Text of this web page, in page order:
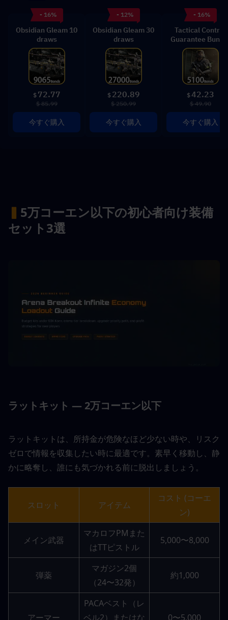
- 16%
Obsidian Gleam 10
draws
$ 72.77
$ 85.99
今すぐ購入
- 12%
Obsidian Gleam 30
draws
$ 220.89
$ 250.99
今すぐ購入
- 16%
Tactical Control
Guarantee
$42.23
$ 49.90
今すぐ購入
▍ 5万コーエン以下の初心者向け装備
セット3選
ラットキット — 2万コーエン以下
ラットキットは、所持金が危険なほど少ない時や、リスク
ゼロで情報を収集したい時に最適です。素早く移動し、静
かに略奪し、誰にも気づかれる前に脱出しましょう。
スロット アイテム
コスト (コーエ
ン)
メイン武器
マカロフPMまた
はTTピストル
5,000〜8,000
弾薬
マガジン2個
（24〜32発）
約1,000
アーマー
PACAベスト（レ
ベル2）またはな
0〜5,000